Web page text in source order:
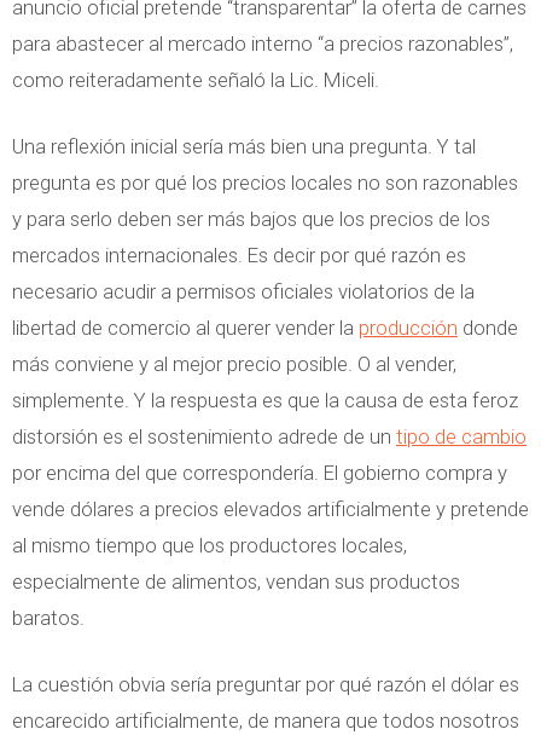
anuncio oficial pretende “transparentar” la oferta de carnes
para abastecer al mercado interno “a precios razonables”,
como reiteradamente señaló la Lic. Miceli.
Una reflexión inicial sería más bien una pregunta. Y tal
pregunta es por qué los precios locales no son razonables
y para serlo deben ser más bajos que los precios de los
mercados internacionales. Es decir por qué razón es
necesario acudir a permisos oficiales violatorios de la
libertad de comercio al querer vender la producción donde
más conviene y al mejor precio posible. O al vender,
simplemente. Y la respuesta es que la causa de esta feroz
distorsión es el sostenimiento adrede de un tipo de cambio
por encima del que correspondería. El gobierno compra y
vende dólares a precios elevados artificialmente y pretende
al mismo tiempo que los productores locales,
especialmente de alimentos, vendan sus productos
baratos.
La cuestión obvia sería preguntar por qué razón el dólar es
encarecido artificialmente, de manera que todos nosotros